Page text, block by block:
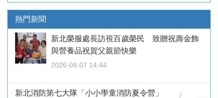
熱門新聞
新北榮服處長訪視百歲榮民 致贈祝壽金飾
與營養品祝賀父親節快樂
2026-08-07 14:44
新北消防第七大隊「小小學童消防夏令營」